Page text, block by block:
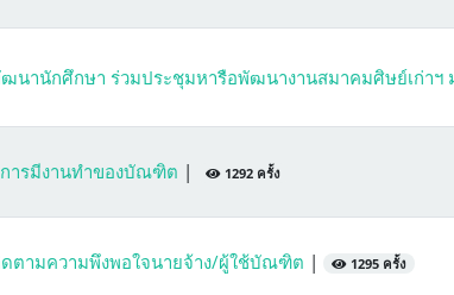
นานักศึกษา ร่วมประชุมหารือพัฒนางานสมาคมศิษย์เก่าฯ
ารมีงานทำของบัณฑิต | 1292 ครั้ง
ตามความพึงพอใจนายจ้าง/ผู้ใช้บัณฑิต | 1295 ครั้ง